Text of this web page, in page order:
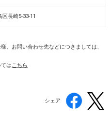
長崎5-33-11
、お問い合わせ先などにつきましては、
はこちら
シェア